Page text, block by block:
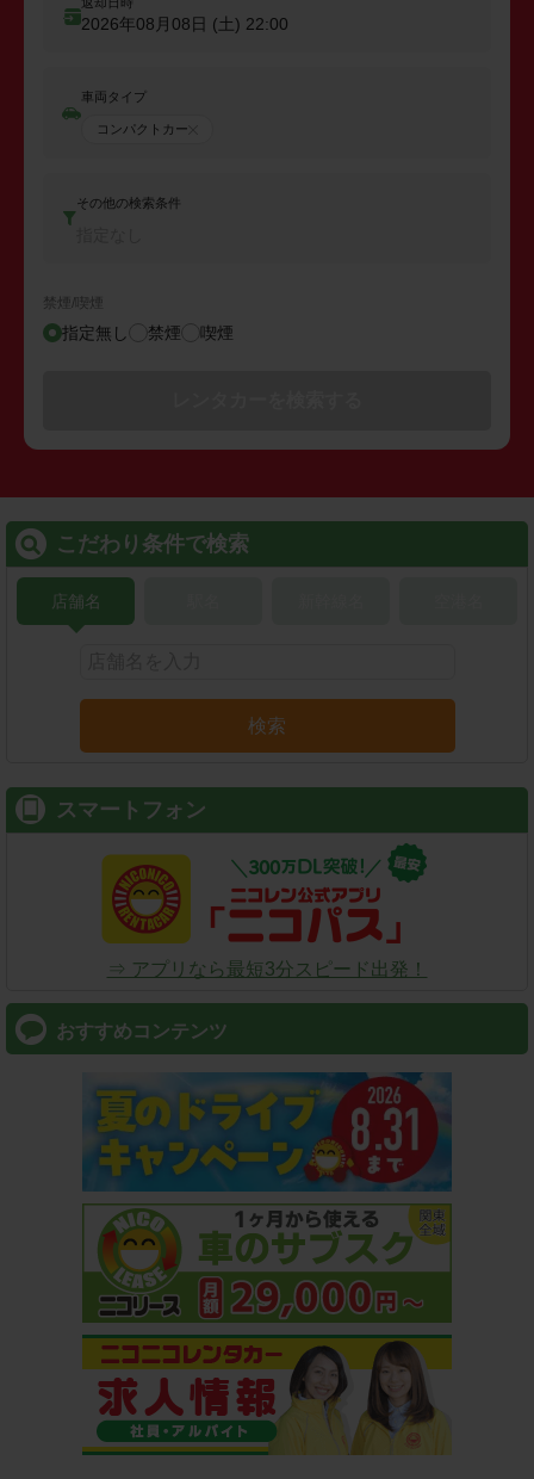
2026年08月08日 (土) 22:00
車両タイプ
コンパクトカー
その他の検索条件
禁煙/喫煙
指定無し 禁煙 喫煙
こだわり条件で検索
店舗名
検索
スマートフォン
⇒ アプリなら最短3分スピード出発！
おすすめコンテンツ